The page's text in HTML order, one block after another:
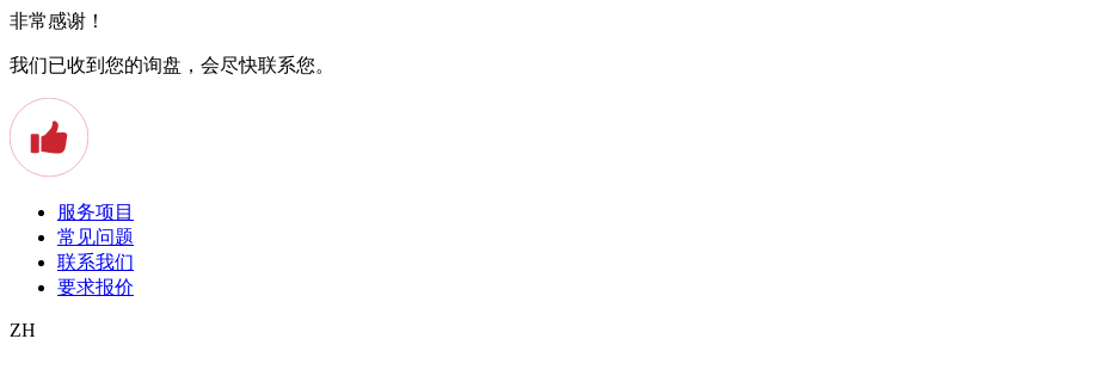
非常感谢！
我们已收到您的询盘，会尽快联系您。
服务项目
常见问题
联系我们
要求报价
ZH